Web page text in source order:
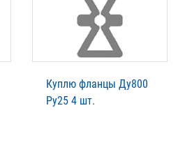
Куплю фланцы Ду800
Ру25 4 шт.